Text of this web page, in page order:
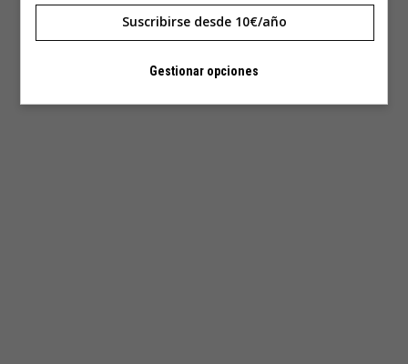
Suscribirse desde 10€/año
Gestionar opciones